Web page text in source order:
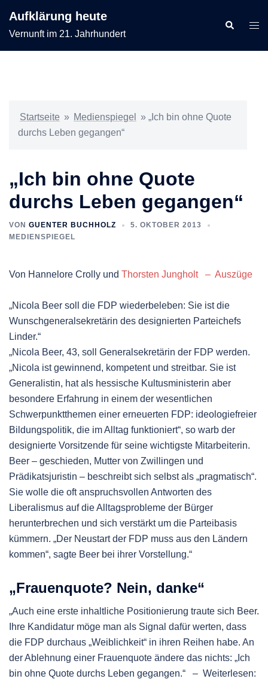
Inhalt
springen
Aufklärung heute
Vernunft im 21. Jahrhundert
Suche
Startseite » Medienspiegel » „Ich bin ohne Quote
durchs Leben gegangen“
„Ich bin ohne Quote
durchs Leben gegangen“
VON GUENTER BUCHHOLZ
5. OKTOBER 2013
MEDIENSPIEGEL
Von Hannelore Crolly und Thorsten Jungholt – Auszüge
„Nicola Beer soll die FDP wiederbeleben: Sie ist die
Wunschgeneralsekretärin des designierten Parteichefs
Linder.“
„Nicola Beer, 43, soll Generalsekretärin der FDP werden.
„Nicola ist gewinnend, kompetent und streitbar. Sie ist
Generalistin, hat als hessische Kultusministerin aber
besondere Erfahrung in einem der wesentlichen
Schwerpunktthemen einer erneuerten FDP: ideologiefreier
Bildungspolitik, die im Alltag funktioniert“, so warb der
designierte Vorsitzende für seine wichtigste Mitarbeiterin.
Beer – geschieden, Mutter von Zwillingen und
Prädikatsjuristin – beschreibt sich selbst als „pragmatisch“.
Sie wolle die oft anspruchsvollen Antworten des
Liberalismus auf die Alltagsprobleme der Bürger
herunterbrechen und sich verstärkt um die Parteibasis
kümmern. „Der Neustart der FDP muss aus den Ländern
kommen“, sagte Beer bei ihrer Vorstellung.“
„Frauenquote? Nein, danke“
„Auch eine erste inhaltliche Positionierung traute sich Beer.
Ihre Kandidatur möge man als Signal dafür werten, dass
die FDP durchaus „Weiblichkeit“ in ihren Reihen habe. An
der Ablehnung einer Frauenquote ändere das nichts: „Ich
bin ohne Quote durchs Leben gegangen.“ – Weiterlesen: